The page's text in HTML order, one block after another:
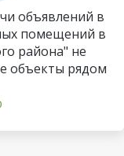
объявлений в
помещений в
района" не
объекты рядом